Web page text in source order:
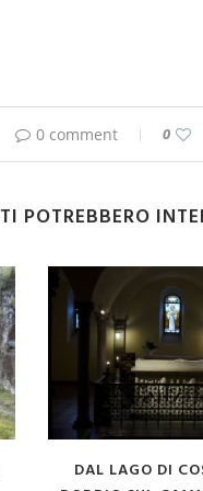
0 comment 0
TI POTREBBERO
TORNA “TUTTI